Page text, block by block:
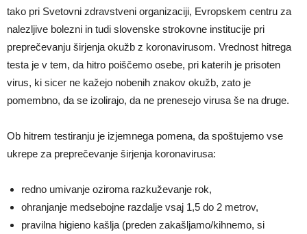
tako pri Svetovni zdravstveni organizaciji, Evropskem centru za
nalezljive bolezni in tudi slovenske strokovne institucije pri
preprečevanju širjenja okužb z koronavirusom. Vrednost hitrega
testa je v tem, da hitro poiščemo osebe, pri katerih je prisoten
virus, ki sicer ne kažejo nobenih znakov okužb, zato je
pomembno, da se izolirajo, da ne prenesejo virusa še na druge.
Ob hitrem testiranju je izjemnega pomena, da spoštujemo vse
ukrepe za preprečevanje širjenja koronavirusa:
redno umivanje oziroma razkuževanje rok,
ohranjanje medsebojne razdalje vsaj 1,5 do 2 metrov,
pravilna higieno kašlja (preden zakašljamo/kihnemo, si